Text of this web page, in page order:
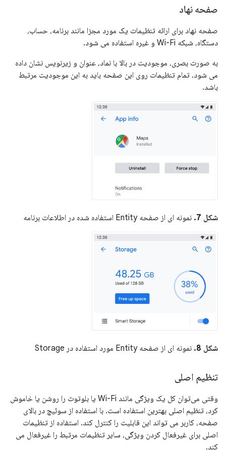
صفحه نهاد
صفحه نهاد برای ارائه تنظیمات یک مورد مجزا مانند برنامه، حساب،
دستگاه، شبکه Wi-Fi و غیره استفاده می شود.
به صورت بصری، موجودیت در بالا با نماد، عنوان و زیرنویس نشان داده
می شود. تمام تنظیمات روی این صفحه باید به این موجودیت مرتبط
باشد.
شکل 7. نمونه ای از صفحه Entity استفاده شده در اطلاعات برنامه
شکل 8. نمونه ای از صفحه Entity مورد استفاده در Storage
تنظیم اصلی
وقتی می‌توان کل یک ویژگی مانند Wi-Fi یا بلوتوث را روشن یا خاموش
کرد، تنظیم اصلی بهترین استفاده است. با استفاده از سوئیچ در بالای
صفحه، کاربر می تواند این قابلیت را کنترل کند. استفاده از تنظیمات
اصلی برای غیرفعال کردن ویژگی، سایر تنظیمات مرتبط را غیرفعال می
کند.